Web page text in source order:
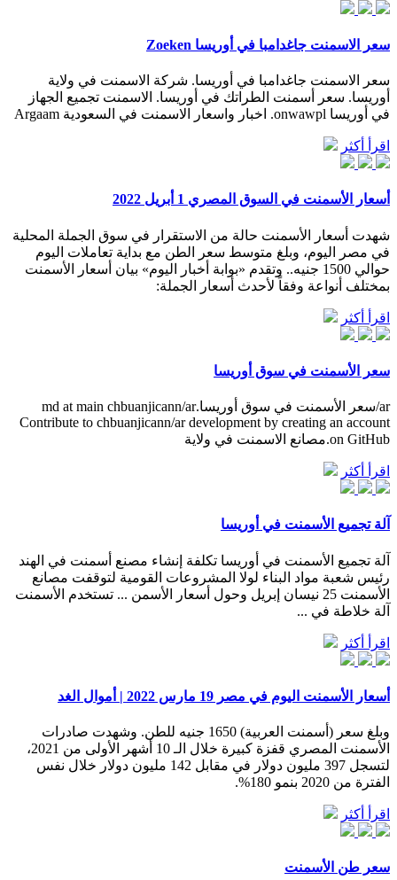
سعر الاسمنت جاغدامبا في أوريسا Zoeken
سعر الاسمنت جاغدامبا في أوريسا. شركة الاسمنت في ولاية
أوريسا. سعر أسمنت الطراتك في أوريسا. الاسمنت تجميع الجهاز
في أوريسا onwawpl. اخبار واسعار الاسمنت في السعودية Argaam
اقرأ أكثر
أسعار الأسمنت في السوق المصري 1 أبريل 2022
شهدت أسعار الأسمنت حالة من الاستقرار في سوق الجملة المحلية
في مصر اليوم، وبلغ متوسط سعر الطن مع بداية تعاملات اليوم
حوالي 1500 جنيه.. وتقدم «بوابة أخبار اليوم» بيان أسعار الأسمنت
بمختلف أنواعة وفقاً لأحدث أسعار الجملة:
اقرأ أكثر
سعر الأسمنت في سوق أوريسا
ar/سعر الأسمنت في سوق أوريسا.md at main chbuanjicann/ar
Contribute to chbuanjicann/ar development by creating an account
on GitHub.مصانع الاسمنت في ولاية
اقرأ أكثر
آلة تجميع الأسمنت في أوريسا
آلة تجميع الأسمنت في أوريسا تكلفة إنشاء مصنع أسمنت في الهند
رئيس شعبة مواد البناء لولا المشروعات القومية لتوقفت مصانع
الأسمنت 25 نيسان إبريل وحول أسعار الأسمن ... تستخدم الأسمنت
آلة خلاطة في ...
اقرأ أكثر
أسعار الأسمنت اليوم في مصر 19 مارس 2022 | أموال الغد
وبلغ سعر (أسمنت العربية) 1650 جنيه للطن. وشهدت صادرات
الأسمنت المصري قفزة كبيرة خلال الـ 10 أشهر الأولى من 2021،
لتسجل 397 مليون دولار في مقابل 142 مليون دولار خلال نفس
الفترة من 2020 بنمو 180%.
اقرأ أكثر
سعر طن الأسمنت